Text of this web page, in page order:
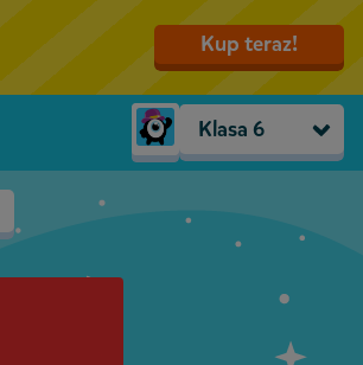
Kup teraz!
Klasa 6
Przedszkole
Zerówka